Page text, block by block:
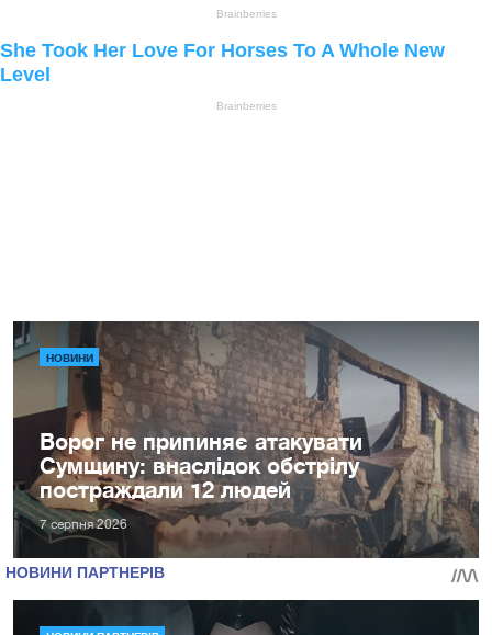
НОВИНИ
Ворог не припиняє атакувати
Сумщину: внаслідок обстрілу
постраждали 12 людей
7 серпня 2026